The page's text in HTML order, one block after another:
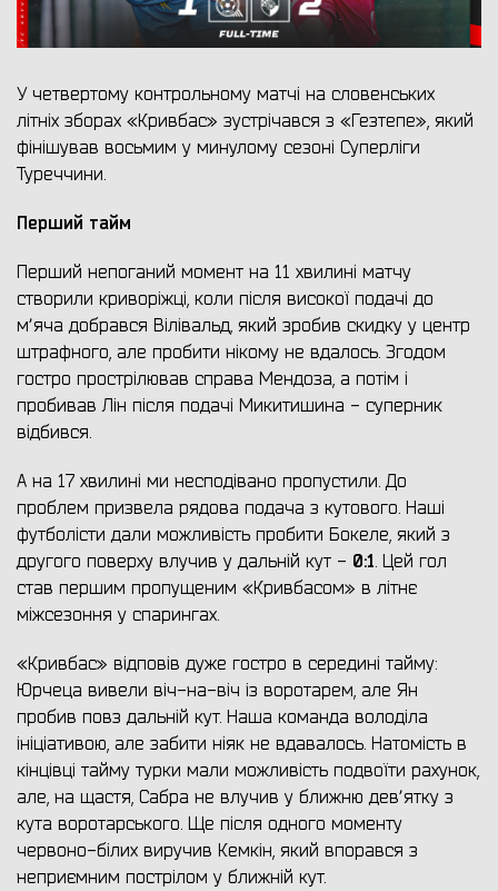
У четвертому контрольному матчі на словенських
літніх зборах «Кривбас» зустрічався з «Гезтепе», який
фінішував восьмим у минулому сезоні Суперліги
Туреччини.
Перший тайм
Перший непоганий момент на 11 хвилині матчу
створили криворіжці, коли після високої подачі до
мʼяча добрався Вілівальд, який зробив скидку у центр
штрафного, але пробити нікому не вдалось. Згодом
гостро прострілював справа Мендоза, а потім і
пробивав Лін після подачі Микитишина - суперник
відбився.
А на 17 хвилині ми несподівано пропустили. До
проблем призвела рядова подача з кутового. Наші
футболісти дали можливість пробити Бокеле, який з
другого поверху влучив у дальній кут - 0:1. Цей гол
став першим пропущеним «Кривбасом» в літнє
міжсезоння у спарингах.
«Кривбас» відповів дуже гостро в середині тайму:
Юрчеца вивели віч-на-віч із воротарем, але Ян
пробив повз дальній кут. Наша команда володіла
ініціативою, але забити ніяк не вдавалось. Натомість в
кінцівці тайму турки мали можливість подвоїти рахунок,
але, на щастя, Сабра не влучив у ближню девʼятку з
кута воротарського. Ще після одного моменту
червоно-білих виручив Кемкін, який впорався з
неприємним пострілом у ближній кут.